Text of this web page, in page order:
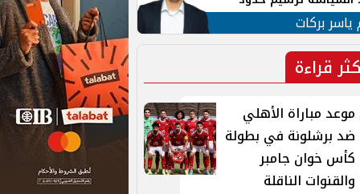
القومي العربي
ياسر بركات
قراءة
موعد مباراة الأهلي
ضد برشلونة في بطولة
كأس خوان جامبر
والقنوات الناقلة